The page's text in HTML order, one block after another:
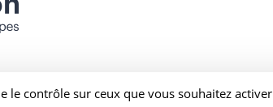
le contrôle sur ceux que vous souhaitez activer